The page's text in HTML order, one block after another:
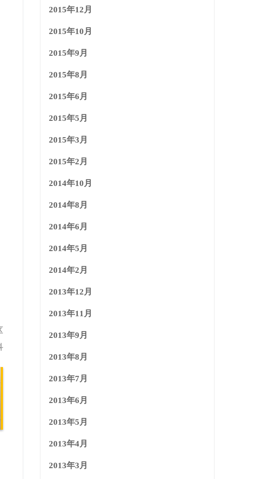
2015年12月
2015年10月
2015年9月
2015年8月
2015年6月
2015年5月
2015年3月
2015年2月
2014年10月
2014年8月
2014年6月
2014年5月
2014年2月
2013年12月
2013年11月
2013年9月
2013年8月
2013年7月
2013年6月
2013年5月
2013年4月
2013年3月